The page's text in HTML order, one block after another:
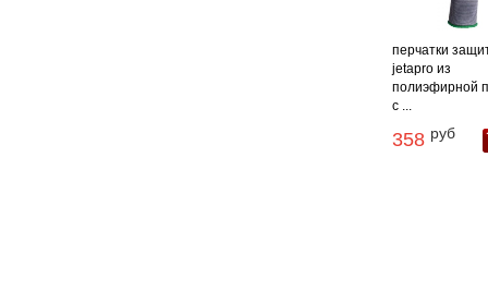
перчатки
jetapro из
полиэфирной
c ...
358 руб